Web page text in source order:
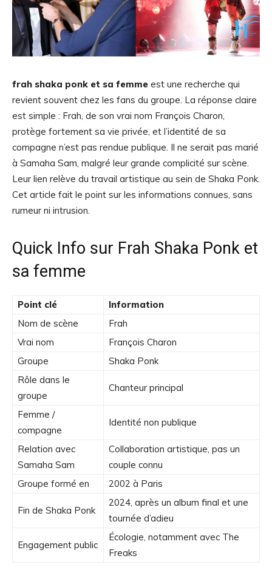
frah shaka ponk et sa femme est une recherche qui
revient souvent chez les fans du groupe. La réponse claire
est simple : Frah, de son vrai nom François Charon,
protège fortement sa vie privée, et l’identité de sa
compagne n’est pas rendue publique. Il ne serait pas marié
à Samaha Sam, malgré leur grande complicité sur scène.
Leur lien relève du travail artistique au sein de Shaka Ponk.
Cet article fait le point sur les informations connues, sans
rumeur ni intrusion.
Quick Info sur Frah Shaka Ponk et
sa femme
Point clé
Information
Nom de scène
Frah
Vrai nom
François Charon
Groupe
Shaka Ponk
Rôle dans le
groupe
Chanteur principal
Femme /
compagne
Identité non publique
Relation avec
Samaha Sam
Collaboration artistique, pas un
couple connu
Groupe formé en
2002 à Paris
Fin de Shaka Ponk
2024, après un album final et une
tournée d’adieu
Engagement public
Écologie, notamment avec The
Freaks